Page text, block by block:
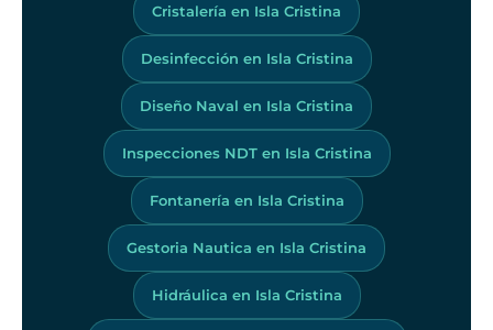
Cristalería en Isla Cristina
Desinfección en Isla Cristina
Diseño Naval en Isla Cristina
Inspecciones NDT en Isla Cristina
Fontanería en Isla Cristina
Gestoria Nautica en Isla Cristina
Hidráulica en Isla Cristina